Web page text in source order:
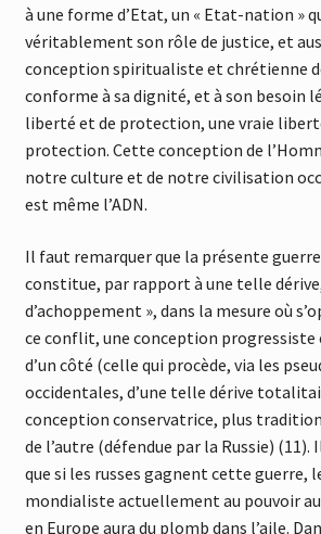
à une forme d’Etat, un « Etat-nation »
véritablement son rôle de justice, et
conception spiritualiste et chrétienne
conforme à sa dignité, et à son besoin
liberté et de protection, une vraie
protection. Cette conception de
notre culture et de notre civilisation
est même l’ADN.
Il faut remarquer que la présente guerre
constitue, par rapport à une telle
d’achoppement », dans la mesure où
ce conflit, une conception
d’un côté (celle qui procède, via les
occidentales, d’une telle dérive
conception conservatrice, plus
de l’autre (défendue par la Russie) (11).
que si les russes gagnent cette
mondialiste actuellement au pouvoir
en Europe aura du plomb dans l’aile.